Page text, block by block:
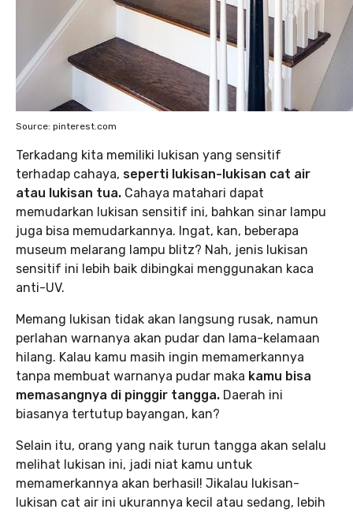
Source: pinterest.com
Terkadang kita memiliki lukisan yang sensitif
terhadap cahaya, seperti lukisan-lukisan cat air
atau lukisan tua. Cahaya matahari dapat
memudarkan lukisan sensitif ini, bahkan sinar lampu
juga bisa memudarkannya. Ingat, kan, beberapa
museum melarang lampu blitz? Nah, jenis lukisan
sensitif ini lebih baik dibingkai menggunakan kaca
anti-UV.
Memang lukisan tidak akan langsung rusak, namun
perlahan warnanya akan pudar dan lama-kelamaan
hilang. Kalau kamu masih ingin memamerkannya
tanpa membuat warnanya pudar maka kamu bisa
memasangnya di pinggir tangga. Daerah ini
biasanya tertutup bayangan, kan?
Selain itu, orang yang naik turun tangga akan selalu
melihat lukisan ini, jadi niat kamu untuk
memamerkannya akan berhasil! Jikalau lukisan-
lukisan cat air ini ukurannya kecil atau sedang, lebih